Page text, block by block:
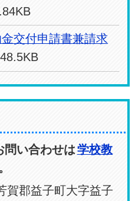
交付申請書兼請求
問い合わせは学校教
郡益子町大字益子